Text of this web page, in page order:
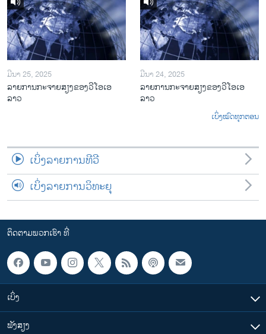
ມີນາ 25, 2025
ລາຍການກະຈາຍສຽງຂອງວີໂອເອ
ລາວ
ມີນາ 24, 2025
ລາຍການກະຈາຍສຽງຂອງວີໂອເອ
ລາວ
ເບິ່ງໝົດທຸກຕອນ
ເບິ່ງລາຍການທີວີ
ເບິ່ງລາຍການວິທະຍຸ
ຕິດຕາມພວກເຮົາ ທີ່
ເບິ່ງ
ຟັງສຽງ